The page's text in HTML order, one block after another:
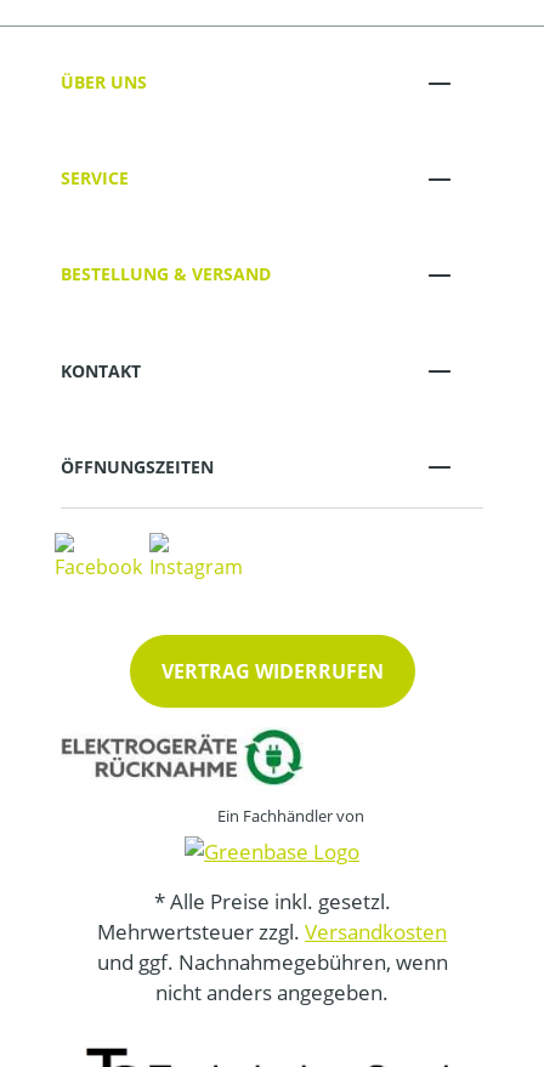
ÜBER UNS
SERVICE
BESTELLUNG & VERSAND
KONTAKT
ÖFFNUNGSZEITEN
VERTRAG WIDERRUFEN
Ein Fachhändler von
* Alle Preise inkl. gesetzl.
Mehrwertsteuer zzgl. Versandkosten
und ggf. Nachnahmegebühren, wenn
nicht anders angegeben.